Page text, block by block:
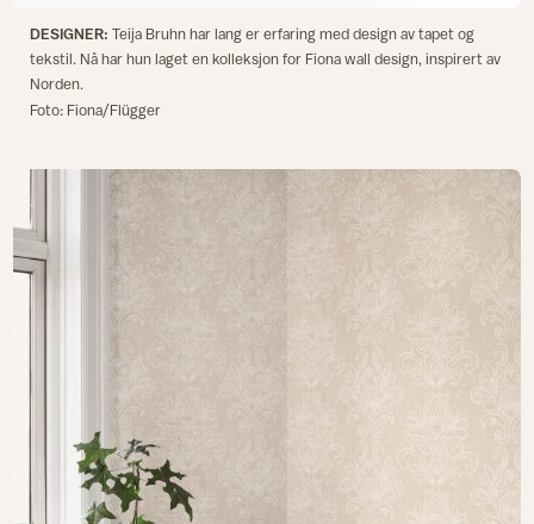
DESIGNER: Teija Bruhn har lang er erfaring med design av tapet og
tekstil. Nå har hun laget en kolleksjon for Fiona wall design, inspirert av
Norden.
Foto: Fiona/Flügger